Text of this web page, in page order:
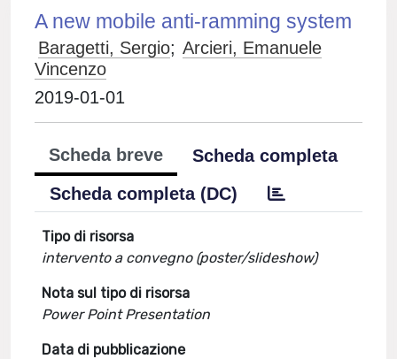
A new mobile anti-ramming system
Baragetti, Sergio; Arcieri, Emanuele
Vincenzo
2019-01-01
Scheda breve
Scheda completa
Scheda completa (DC)
Tipo di risorsa
intervento a convegno (poster/slideshow)
Nota sul tipo di risorsa
Power Point Presentation
Data di pubblicazione